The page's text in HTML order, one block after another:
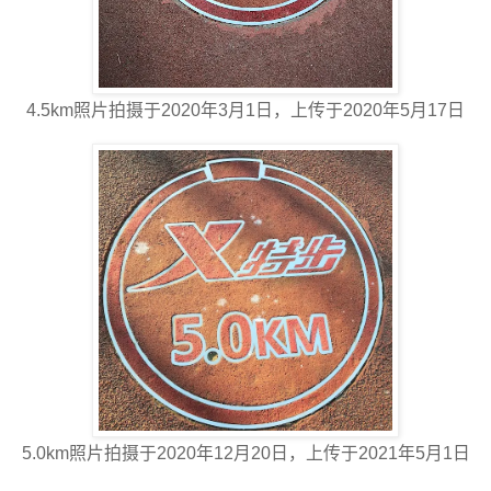
4.5km照片拍摄于2020年3月1日，上传于2020年5月17日
5.0km照片拍摄于2020年12月20日，上传于2021年5月1日